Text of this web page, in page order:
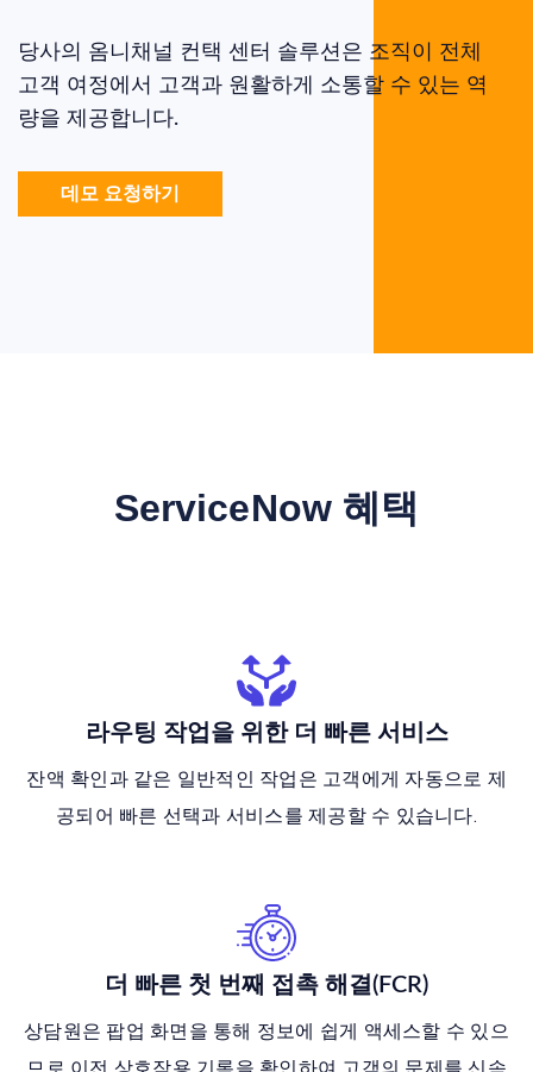
당사의 옴니채널 컨택 센터 솔루션은 조직이 전체
고객 여정에서 고객과 원활하게 소통할 수 있는 역
량을 제공합니다.
데모 요청하기
ServiceNow 혜택
라우팅 작업을 위한 더 빠른 서비스
잔액 확인과 같은 일반적인 작업은 고객에게 자동으로 제
공되어 빠른 선택과 서비스를 제공할 수 있습니다.
더 빠른 첫 번째 접촉 해결(FCR)
상담원은 팝업 화면을 통해 정보에 쉽게 액세스할 수 있으
므로 이전 상호작용 기록을 확인하여 고객의 문제를 신속